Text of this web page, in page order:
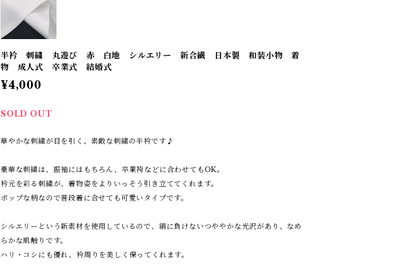
半衿 刺繍 丸遊び 赤 白地 シルエリー 新合繊 日本製 和装小物 着
物 成人式 卒業式 結婚式
¥4,000
SOLD OUT
華やかな刺繍が目を引く、素敵な刺繍の半衿です♪
豪華な刺繍は、振袖にはもちろん、卒業袴などに合わせてもOK。
衿元を彩る刺繍が、着物姿をよりいっそう引き立ててくれます。
ポップな柄なので普段着に合せても可愛いタイプです。
シルエリーという新素材を使用しているので、絹に負けないつややかな光沢があり、なめ
らかな肌触りです。
ハリ・コシにも優れ、衿周りを美しく保ってくれます。